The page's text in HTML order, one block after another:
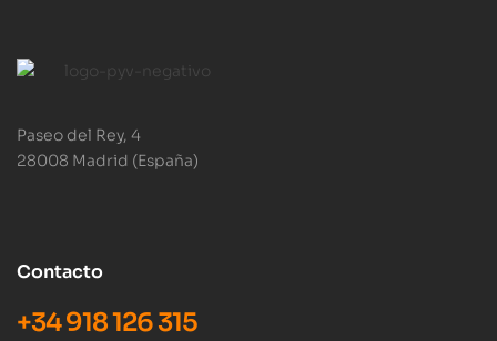
Paseo del Rey, 4
28008 Madrid (España)
Contacto
+34 918 126 315